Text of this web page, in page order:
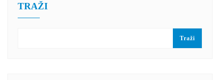
TRAŽI
Traži